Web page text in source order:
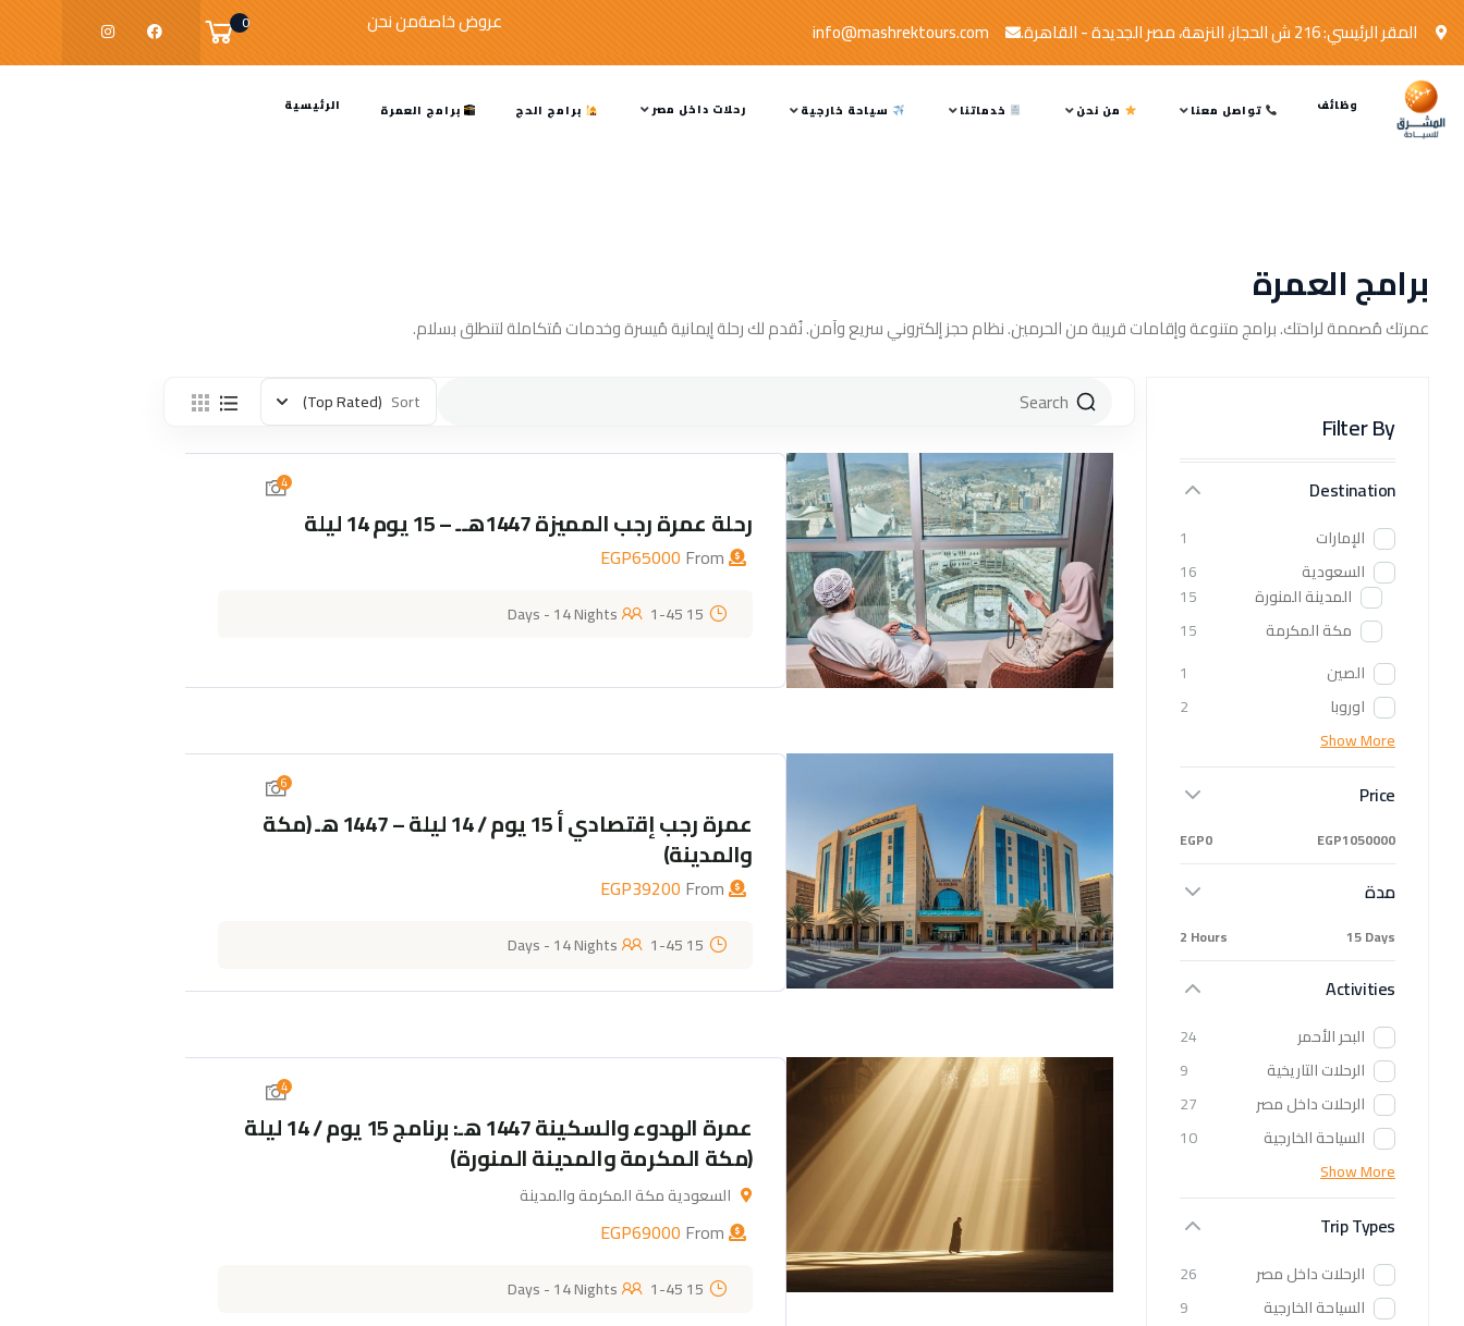
المقر الرئيسي: 216 ش الحجاز، النزهة، مصر الجديدة - القاهرة. info@mashrektours.com عروض خاصةمن نحن 0
الرئيسية برامج العمرة برامج الحج رحلات داخل مصر سياحة خارجية خدماتنا من نحن تواصل معنا وظائف
برامج العمرة
عمرتك مُصممة لراحتك. برامج متنوعة وإقامات قريبة من الحرمين. نظام حجز إلكتروني سريع وآمن. نُقدم لك رحلة إيمانية مُيسرة وخدمات مُتكاملة لتنطلق بسلام.
Filter By
Destination
الإمارات
1
السعودية
16
المدينة المنورة
15
مكة المكرمة
15
الصين
1
اوروبا
2
Show More
Price
EGP0 EGP1050000
مدة
2 Hours 15 Days
Activities
البحر الأحمر
24
الرحلات التاريخية
9
الرحلات داخل مصر
27
السياحة الخارجية
10
Show More
Trip Types
الرحلات داخل مصر
26
السياحة الخارجية
9
Sort
(Top Rated)
4
رحلة عمرة رجب المميزة 1447هــ – 15 يوم 14 ليلة
EGP65000
15 Days - 14 Nights
1-45
6
عمرة رجب إقتصادي أ 15 يوم / 14 ليلة – 1447 هـ (مكة
والمدينة)
EGP39200
15 Days - 14 Nights
1-45
4
عمرة الهدوء والسكينة 1447 هـ: برنامج 15 يوم / 14 ليلة
(مكة المكرمة والمدينة المنورة)
السعودية مكة المكرمة والمدينة
EGP69000
15 Days - 14 Nights
1-45